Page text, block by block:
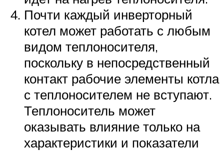
Почти каждый инверторный
котел может работать с любым
видом теплоносителя,
поскольку в непосредственный
контакт рабочие элементы котла
с теплоносителем не вступают.
Теплоноситель может
оказывать влияние только на
характеристики и показатели